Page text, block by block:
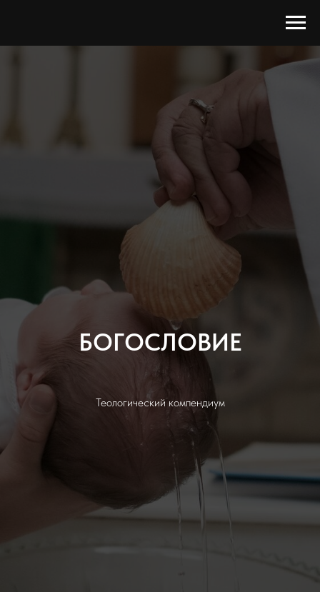
БОГОСЛОВИЕ
Теологический компендиум